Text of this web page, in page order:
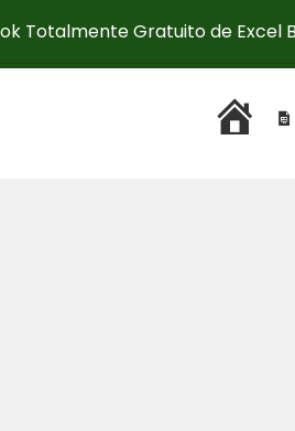
Totalmente Gratuito de Excel